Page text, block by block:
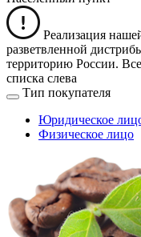
Реализация
разветвленной
территорию России.
списка слева
Тип покупателя
Юридическое
Физическое лицо